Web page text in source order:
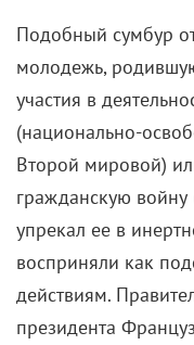
Подобный сумбур
молодежь,
участия в
(национально-
Второй мировой)
гражданскую
упрекал ее в
восприняли как
действиям.
президента